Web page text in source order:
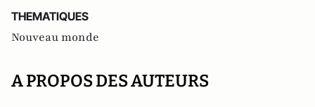
THEMATIQUES
Nouveau monde
A PROPOS DES AUTEURS